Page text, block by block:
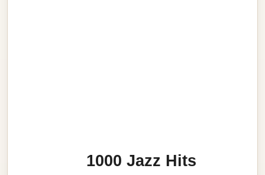
1000 Jazz Hits